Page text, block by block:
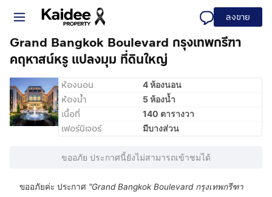
ลงขาย
Grand Bangkok Boulevard กรุงเทพกรีฑา​
คฤหาสน์หรู แปลงมุม ที่ดินใหญ่
ห้องนอน 4 ห้องนอน
ห้องน้ำ 5 ห้องน้ำ
เนื้อที่ 140 ตารางวา
เฟอร์นิเจอร์ มีบางส่วน
ขออภัย ประกาศนี้ยังไม่สามารถเข้าชมได้
ขออภัยค่ะ ประกาศ "Grand Bangkok Boulevard กรุงเทพกรีฑา​